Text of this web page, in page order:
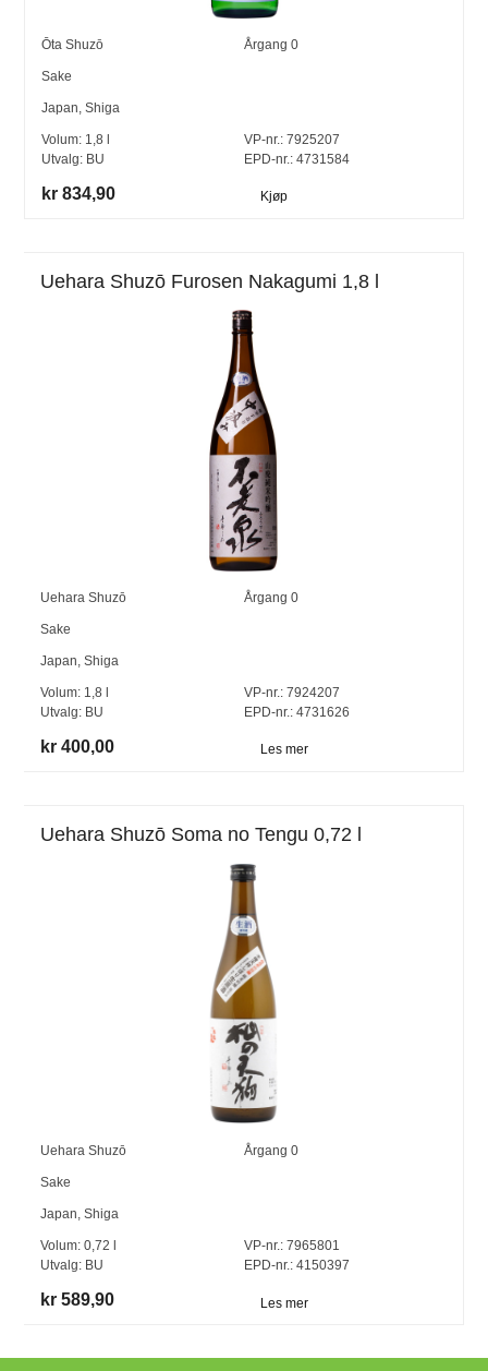
Ōta Shuzō Årgang 0
Sake
Japan,Shiga
Volum: 1,8
Utvalg: BU
VP-nr.: 7925207
EPD-nr.: 4731584
kr 834,90 Kjøp
Uehara Shuzō Furosen Nakagumi 1,8 l
Uehara Shuzō Årgang 0
Sake
Japan,Shiga
Volum: 1,8
Utvalg: BU
VP-nr.:7924207
EPD-nr.: 4731626
kr 400,00 Les mer
Uehara Shuzō Soma no Tengu 0,72 l
Uehara Shuzō Årgang 0
Sake
Japan,Shiga
Volum:0,72
Utvalg: BU
VP-nr.:7965801
EPD-nr.: 4150397
kr 589,90 Les mer